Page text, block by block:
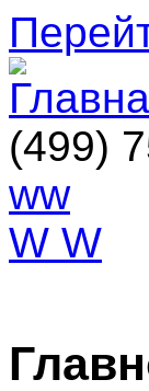
(499)
ww
W W